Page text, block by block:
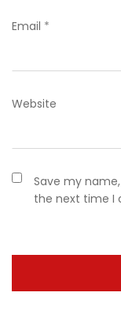
Email *
Website
Save my
the next time I